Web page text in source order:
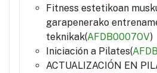
Fitness estetikoan
garapenerako
teknikak(AFDB0007OV)
Iniciación a Pilates(
ACTUALIZACIÓN EN